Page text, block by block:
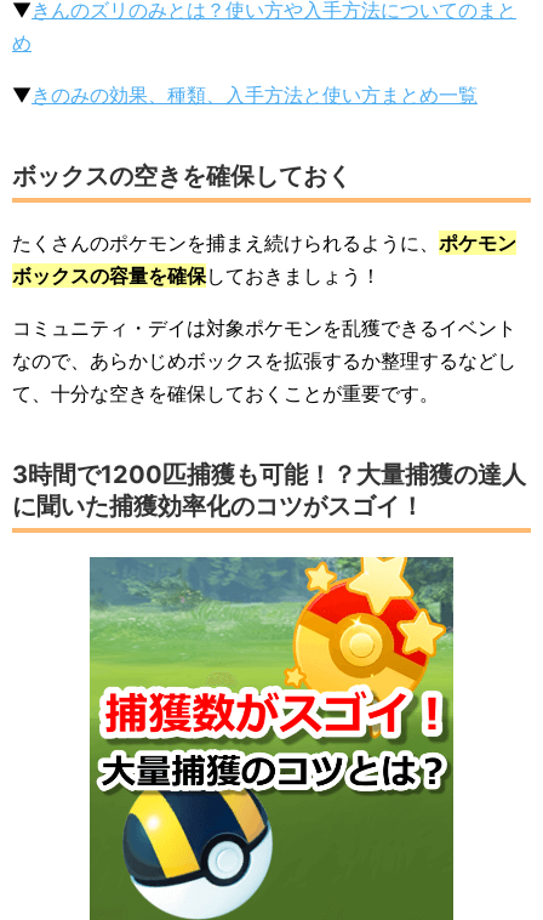
▼きんのズリのみとは？使い方や入手方法についてのまと
め
▼きのみの効果、種類、入手方法と使い方まとめ一覧
ボックスの空きを確保しておく
たくさんのポケモンを捕まえ続けられるように、 ポケモン
ボックスの容量を確保しておきましょう！
コミュニティ・デイは対象ポケモンを乱獲できるイベント
なので、あらかじめボックスを拡張するか整理するなどし
て、十分な空きを確保しておくことが重要です。
3時間で1200匹捕獲も可能！？大量捕獲の達人
に聞いた捕獲効率化のコツがスゴイ！